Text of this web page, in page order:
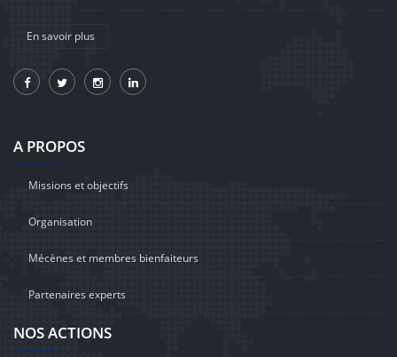
En savoir plus
A PROPOS
Missions et objectifs
Organisation
Mécènes et membres bienfaiteurs
Partenaires experts
NOS ACTIONS